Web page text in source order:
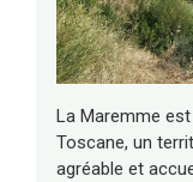
La Maremme
Toscane, un
agréable et